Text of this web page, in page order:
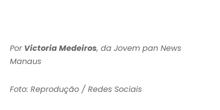
PorVictoria Medeiros, da Jovem pan News
Manaus
Foto: Reprodução / Redes Sociais